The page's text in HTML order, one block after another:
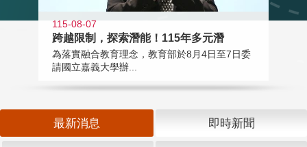
115-08-07
跨越限制，探索潛能！115年多元潛
為落實融合教育理念，教育部於8月4日至7日委
請國立嘉義大學辦...
最新消息 即時新聞